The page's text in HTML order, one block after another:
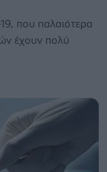
που παλαιότερα
έχουν πολύ